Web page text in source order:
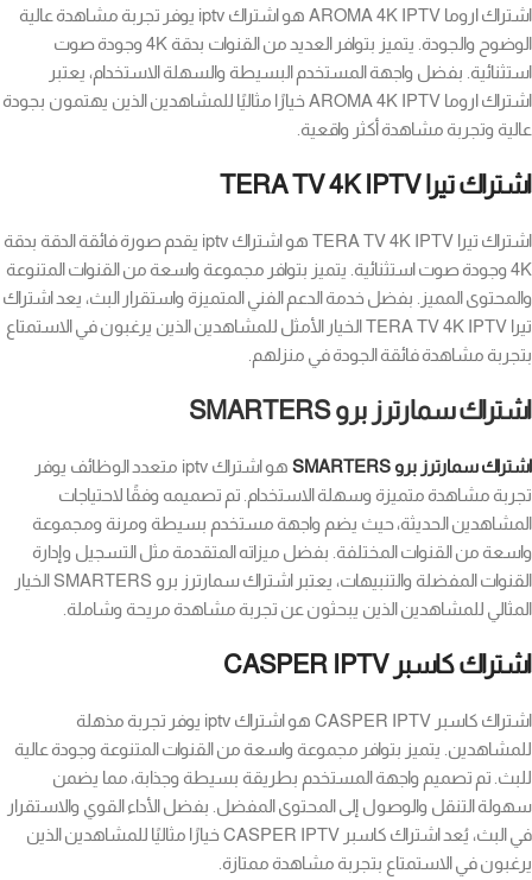
اشتراك اروما AROMA 4K IPTV هو اشتراك iptv يوفر تجربة مشاهدة عالية
الوضوح والجودة. يتميز بتوافر العديد من القنوات بدقة 4K وجودة صوت
استثنائية. بفضل واجهة المستخدم البسيطة والسهلة الاستخدام، يعتبر
اشتراك اروما AROMA 4K IPTV خيارًا مثاليًا للمشاهدين الذين يهتمون بجودة
عالية وتجربة مشاهدة أكثر واقعية.
اشتراك تيرا TERA TV 4K IPTV
اشتراك تيرا TERA TV 4K IPTV هو اشتراك iptv يقدم صورة فائقة الدقة بدقة
4K وجودة صوت استثنائية. يتميز بتوافر مجموعة واسعة من القنوات المتنوعة
والمحتوى المميز. بفضل خدمة الدعم الفني المتميزة واستقرار البث، يعد اشتراك
تيرا TERA TV 4K IPTV الخيار الأمثل للمشاهدين الذين يرغبون في الاستمتاع
بتجربة مشاهدة فائقة الجودة في منزلهم.
اشتراك سمارترز برو SMARTERS
اشتراك سمارترز برو SMARTERS
هو اشتراك iptv متعدد الوظائف يوفر
تجربة مشاهدة متميزة وسهلة الاستخدام. تم تصميمه وفقًا لاحتياجات
المشاهدين الحديثة، حيث يضم واجهة مستخدم بسيطة ومرنة ومجموعة
واسعة من القنوات المختلفة. بفضل ميزاته المتقدمة مثل التسجيل وإدارة
القنوات المفضلة والتنبيهات، يعتبر اشتراك سمارترز برو SMARTERS الخيار
المثالي للمشاهدين الذين يبحثون عن تجربة مشاهدة مريحة وشاملة.
اشتراك كاسبر CASPER IPTV
اشتراك كاسبر CASPER IPTV هو اشتراك iptv يوفر تجربة مذهلة
للمشاهدين. يتميز بتوافر مجموعة واسعة من القنوات المتنوعة وجودة عالية
للبث. تم تصميم واجهة المستخدم بطريقة بسيطة وجذابة، مما يضمن
سهولة التنقل والوصول إلى المحتوى المفضل. بفضل الأداء القوي والاستقرار
في البث، يُعد اشتراك كاسبر CASPER IPTV خيارًا مثاليًا للمشاهدين الذين
يرغبون في الاستمتاع بتجربة مشاهدة ممتازة.